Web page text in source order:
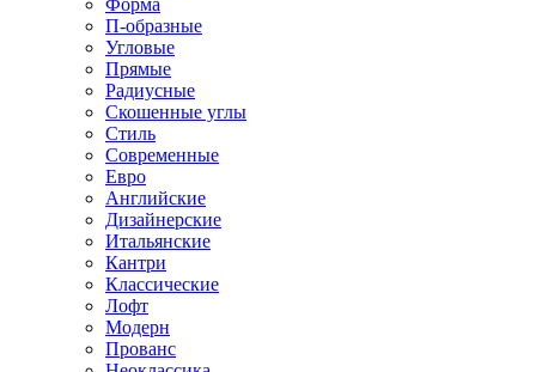
Форма
П-образные
Угловые
Прямые
Радиусные
Скошенные углы
Стиль
Современные
Евро
Английские
Дизайнерские
Итальянские
Кантри
Классические
Лофт
Модерн
Прованс